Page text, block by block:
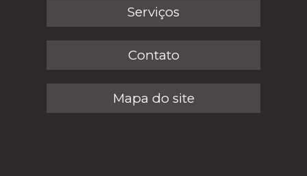
Serviços
Contato
Mapa do site